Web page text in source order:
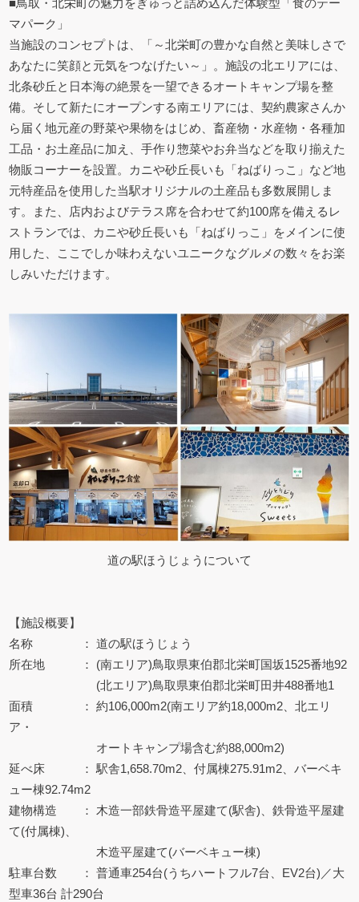
■鳥取・北栄町の魅力をぎゅっと詰め込んだ体験型「食のテー
マパーク」
当施設のコンセプトは、「～北栄町の豊かな自然と美味しさで
あなたに笑顔と元気をつなげたい～」。施設の北エリアには、
北条砂丘と日本海の絶景を一望できるオートキャンプ場を整
備。そして新たにオープンする南エリアには、契約農家さんか
ら届く地元産の野菜や果物をはじめ、畜産物・水産物・各種加
工品・お土産品に加え、手作り惣菜やお弁当などを取り揃えた
物販コーナーを設置。カニや砂丘長いも「ねばりっこ」など地
元特産品を使用した当駅オリジナルの土産品も多数展開しま
す。また、店内およびテラス席を合わせて約100席を備えるレ
ストランでは、カニや砂丘長いも「ねばりっこ」をメインに使
用した、ここでしか味わえないユニークなグルメの数々をお楽
しみいただけます。
道の駅ほうじょうについて
【施設概要】
名称 ： 道の駅ほうじょう
所在地 ： (南エリア)鳥取県東伯郡北栄町国坂1525番地92
(北エリア)鳥取県東伯郡北栄町田井488番地1
面積 ： 約106,000m2(南エリア約18,000m2、北エリ
ア・
オートキャンプ場含む約88,000m2)
延べ床 ： 駅舎1,658.70m2、付属棟275.91m2、バーベキ
ュー棟92.74m2
建物構造 ： 木造一部鉄骨造平屋建て(駅舎)、鉄骨造平屋建
て(付属棟)、
木造平屋建て(バーベキュー棟)
駐車台数 ： 普通車254台(うちハートフル7台、EV2台)／大
型車36台 計290台